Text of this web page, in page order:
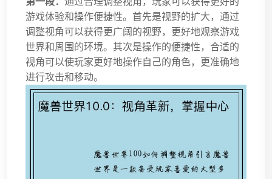
游戏体验和操作便捷性。首先是视野的扩大，通过
调整视角可以获得更广阔的视野，更好地观察游戏
世界和周围的环境。其次是操作的便捷性，合适的
视角可以使玩家更好地操作自己的角色，更准确地
进行攻击和移动。